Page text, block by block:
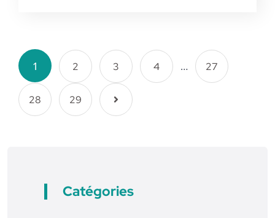
1 2 3 4 … 27
28 29
Catégories